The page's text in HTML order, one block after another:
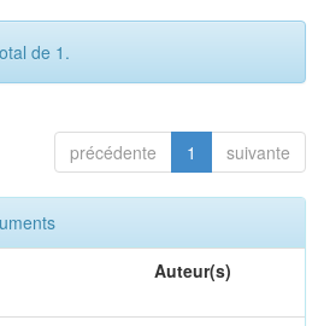
de 1.
précédente 1 suivante
Auteur(s)